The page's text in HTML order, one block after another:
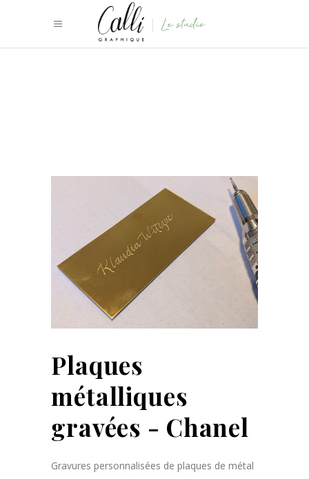
Plaques
métalliques
gravées - Chanel
Gravures personnalisées de plaques de métal